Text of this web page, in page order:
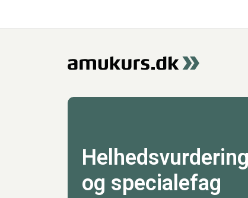
og specialefag